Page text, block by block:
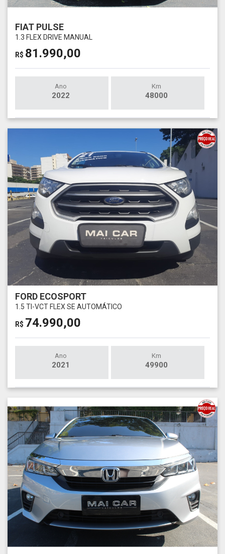
FIAT PULSE
1.3 FLEX DRIVE MANUAL
R$ 81.990,00
Ano
2022
Km
48000
FORD ECOSPORT
1.5 TI-VCT FLEX SE AUTOMÁTICO
R$ 74.990,00
Ano
2021
Km
49900